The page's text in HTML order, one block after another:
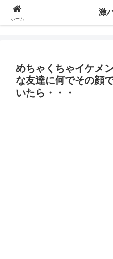
めちゃくちゃイケメ
な友達に何でその顔
いたら・・・
ホーム
激